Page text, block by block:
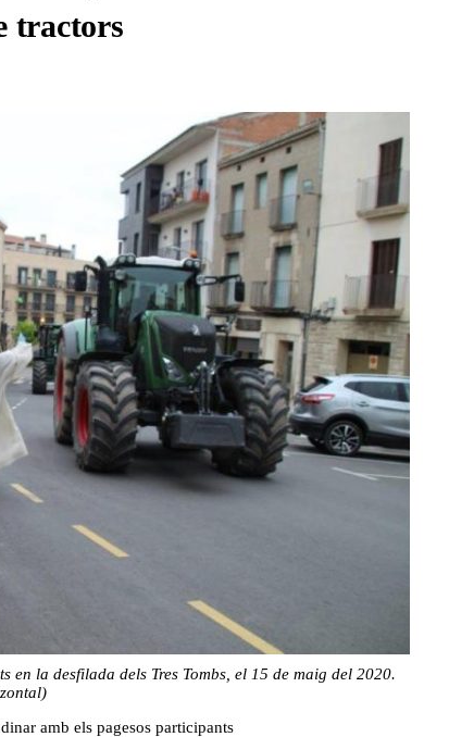
tractors
la desfilada dels Tres Tombs, el 15 de maig del 2020.
amb els pagesos participants